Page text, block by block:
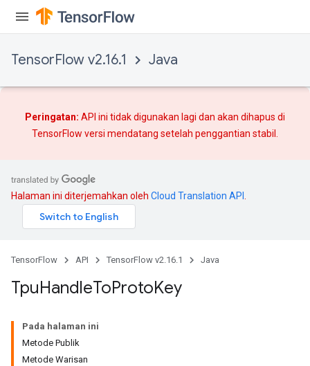
TensorFlow v2.16.1 Java
Peringatan: API ini tidak digunakan lagi dan akan dihapus di
TensorFlow versi mendatang setelah penggantian stabil.
Halaman ini diterjemahkan oleh Cloud Translation API
TensorFlow API TensorFlow v2.16.1 Java
TpuHandleToProtoKey
Pada halaman ini
Metode Publik
Metode Warisan